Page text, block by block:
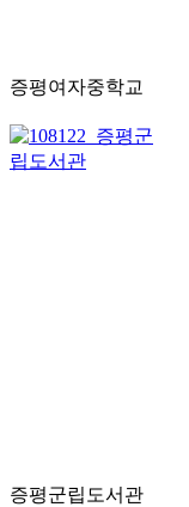
증평여자중학교
증평군립도서관